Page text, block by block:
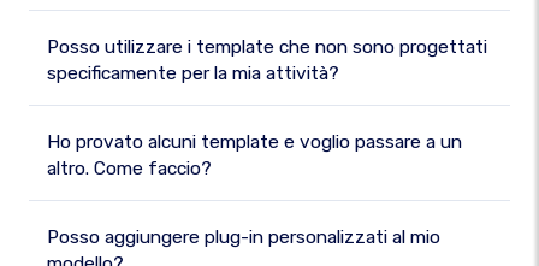
Posso utilizzare i template che non sono progettati
specificamente per la mia attività?
Ho provato alcuni template e voglio passare a un
altro. Come faccio?
Posso aggiungere plug-in personalizzati al mio